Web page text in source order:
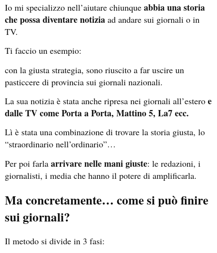
Io mi specializzo nell’aiutare chiunque abbia una storia
che possa diventare notizia ad andare sui giornali o in
TV.
Ti faccio un esempio:
con la giusta strategia, sono riuscito a far uscire un
pasticcere di provincia sui giornali nazionali.
La sua notizia è stata anche ripresa nei giornali all’estero e
dalle TV come Porta a Porta, Mattino 5, La7 ecc.
Lì è stata una combinazione di trovare la storia giusta, lo
“straordinario nell’ordinario”…
Per poi farla arrivare nelle mani giuste: le redazioni, i
giornalisti, i media che hanno il potere di amplificarla.
Ma concretamente… come si può finire
sui giornali?
Il metodo si divide in 3 fasi: